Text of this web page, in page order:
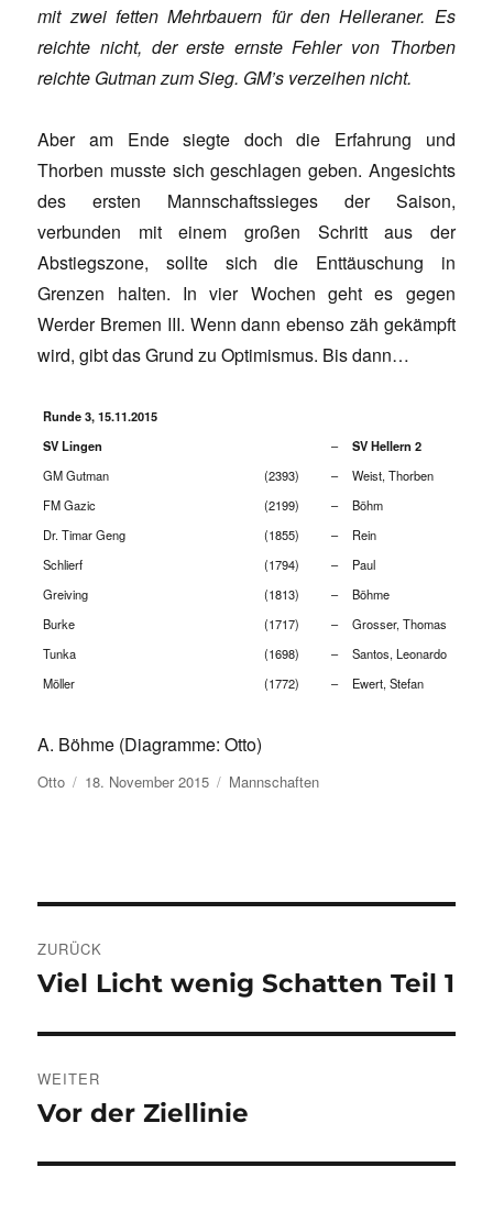
mit zwei fetten Mehrbauern für den Helleraner. Es
reichte nicht, der erste ernste Fehler von Thorben
reichte Gutman zum Sieg. GM’s verzeihen nicht.
Aber am Ende siegte doch die Erfahrung und
Thorben musste sich geschlagen geben. Angesichts
des ersten Mannschaftssieges der Saison,
verbunden mit einem großen Schritt aus der
Abstiegszone, sollte sich die Enttäuschung in
Grenzen halten. In vier Wochen geht es gegen
Werder Bremen III. Wenn dann ebenso zäh gekämpft
wird, gibt das Grund zu Optimismus. Bis dann…
Runde 3, 15.11.2015
SV Lingen
– SV Hellern 2
GM Gutman (2393) –
Weist, Thorben
FM Gazic
(2199) –
Böhm
Dr. Timar Geng
(1855) –
Rein
Schlierf
(1794) –
Paul
Greiving
(1813) –
Böhme
Burke
(1717) –
Grosser, Thomas
Tunka
(1698) –
Santos, Leonardo
Möller
(1772) – Ewert, Stefan
A. Böhme (Diagramme: Otto)
Autor
Otto Veröffentlicht
am
18. November 2015 Kategorien
Mannschaften
ZURÜCK
Vorheriger
Viel Licht wenig Schatten Teil 1
WEITER
Nächster
Vor der Ziellinie